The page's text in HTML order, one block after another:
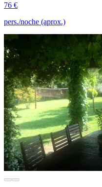
76 €
pers./noche (aprox.)